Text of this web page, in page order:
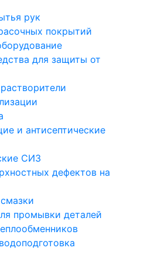
рук
покрытий
для защиты от
и антисептические
СИЗ
дефектов на
промывки деталей